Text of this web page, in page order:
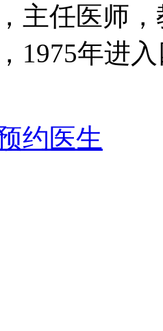
主任医师
1975年进
约医生